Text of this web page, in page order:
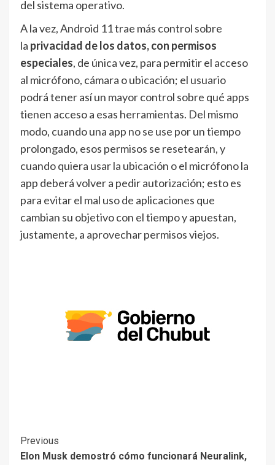
del sistema operativo.
A la vez, Android 11 trae más control sobre
la privacidad de los datos, con permisos
especiales, de única vez, para permitir el acceso
al micrófono, cámara o ubicación; el usuario
podrá tener así un mayor control sobre qué apps
tienen acceso a esas herramientas. Del mismo
modo, cuando una app no se use por un tiempo
prolongado, esos permisos se resetearán, y
cuando quiera usar la ubicación o el micrófono la
app deberá volver a pedir autorización; esto es
para evitar el mal uso de aplicaciones que
cambian su objetivo con el tiempo y apuestan,
justamente, a aprovechar permisos viejos.
Previous
Elon Musk demostró cómo funcionará Neuralink,